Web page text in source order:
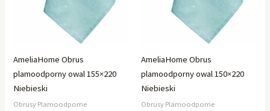
AmeliaHome Obrus
plamoodporny owal 155×220
Niebieski
Obrusy Plamoodporne
AmeliaHome Obrus
plamoodporny owal 150×220
Niebieski
Obrusy Plamoodporne